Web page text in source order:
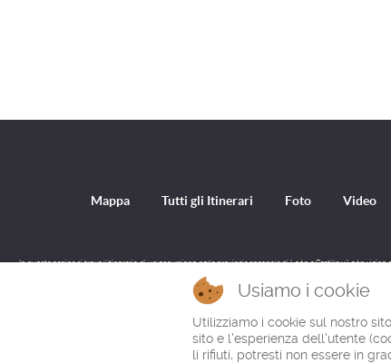
Mappa Tutti gli Itinerari Foto Video
In questa pagina si trova l'itinerario di un'escursione nella provincia spagnola di León a Castilla y León
Usiamo i cookie
Utilizziamo i cookie sul nostro
sito e l'esperienza dell'utente
li rifiuti, potresti non essere in